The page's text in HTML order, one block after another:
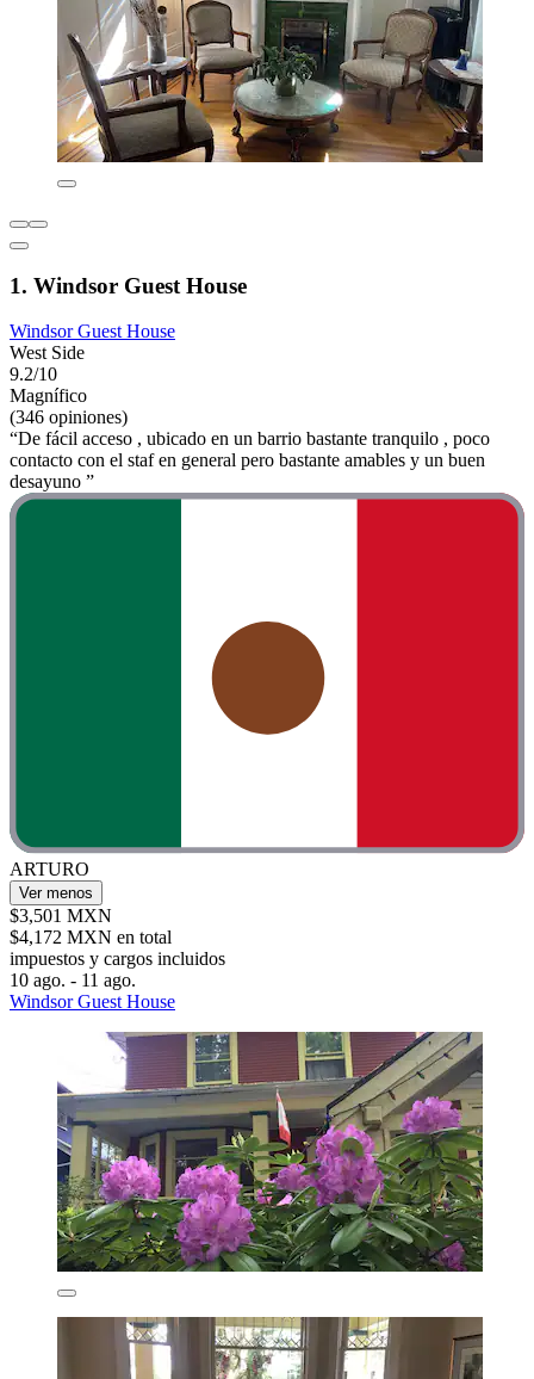
1. Windsor Guest House
Windsor Guest House
West Side
9.2/10
Magnífico
(346 opiniones)
“De fácil acceso , ubicado en un barrio bastante tranquilo , poco
contacto con el staf en general pero bastante amables y un buen
desayuno ”
ARTURO
Ver menos
$3,501 MXN
$4,172 MXN en total
impuestos y cargos incluidos
10 ago. - 11 ago.
Windsor Guest House